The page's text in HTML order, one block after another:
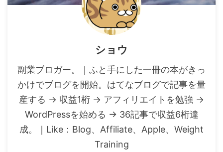
ショウ
副業ブロガー。｜ふと手にした一冊の本がきっ
かけでブログを開始。はてなブログで記事を量
産する → 収益1桁 → アフィリエイトを勉強 →
WordPressを始める → 36記事で収益6桁達
成。｜Like：Blog、Affiliate、Apple、Weight
Training